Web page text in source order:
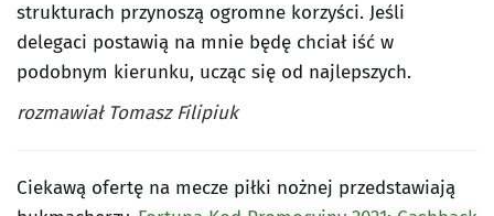
strukturach przynoszą ogromne korzyści. Jeśli
delegaci postawią na mnie będę chciał iść w
podobnym kierunku, ucząc się od najlepszych.
rozmawiał Tomasz Filipiuk
Ciekawą ofertę na mecze piłki nożnej przedstawiają